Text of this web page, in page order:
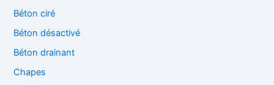
Béton ciré
Béton désactivé
Béton drainant
Chapes